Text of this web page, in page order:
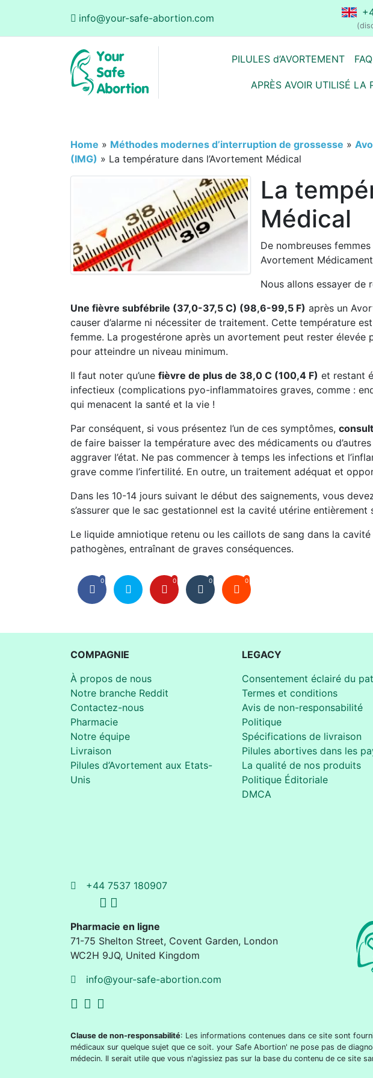
info@your-safe-abortion.com
PILULES d’AVORTEMENT FAQ
APRÈS AVOIR UTILISÉ LA
Home » Méthodes modernes d’interruption de grossesse »
(IMG) » La température dans l’Avortement Médical
La
Médical
De nombreuses
Avortement
Nous allons essayer de
Une fièvre subfébrile (37,0-37,5 C) (98,6-99,5 F) après un
causer d’alarme ni nécessiter de traitement. Cette température
femme. La progestérone après un avortement peut rester
pour atteindre un niveau minimum.
Il faut noter qu’une fièvre de plus de 38,0 C (100,4 F) et restant
infectieux (complications pyo-inflammatoires graves, comme :
qui menacent la santé et la vie !
Par conséquent, si vous présentez l’un de ces symptômes,
de faire baisser la température avec des médicaments ou
aggraver l’état. Ne pas commencer à temps les infections et
grave comme l’infertilité. En outre, un traitement adéquat et
Dans les 10-14 jours suivant le début des saignements, vous
s’assurer que le sac gestationnel est la cavité utérine entièrement
Le liquide amniotique retenu ou les caillots de sang dans la
pathogènes, entraînant de graves conséquences.
0 0 0 0
COMPAGNIE
À propos de nous
Notre branche Reddit
Contactez-nous
Pharmacie
Notre équipe
Livraison
Pilules d’Avortement aux Etats-
Unis
LEGACY
Consentement éclairé du
Termes et conditions
Avis de non-responsabilité
Politique
Spécifications de livraison
Pilules abortives dans les
La qualité de nos produits
Politique Éditoriale
DMCA
+44 7537 180907
Pharmacie en ligne
71-75 Shelton Street, Covent Garden, London
WC2H 9JQ, United Kingdom
info@your-safe-abortion.com
Clause de non-responsabilité: Les informations contenues dans ce site sont
médicaux sur quelque sujet que ce soit. your Safe Abortion' ne pose pas de
médecin. Il serait utile que vous n'agissiez pas sur la base du contenu de ce site